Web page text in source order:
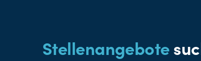
Stellenangebote